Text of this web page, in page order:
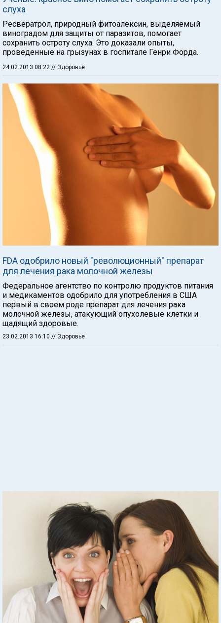
слуха
Ресвератрол, природный фитоалексин, выделяемый
виноградом для защиты от паразитов, помогает
сохранить остроту слуха. Это доказали опыты,
проведенные на грызунах в госпитале Генри Форда.
24.02.2013 08:22 // Здоровье
FDA одобрило новый "революционный" препарат
для лечения рака молочной железы
Федеральное агентство по контролю продуктов питания
и медикаментов одобрило для употребления в США
первый в своем роде препарат для лечения рака
молочной железы, атакующий опухолевые клетки и
щадящий здоровые.
23.02.2013 16:10 // Здоровье